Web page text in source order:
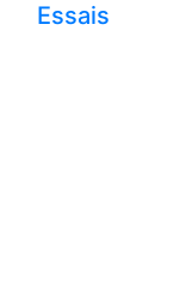
Essais